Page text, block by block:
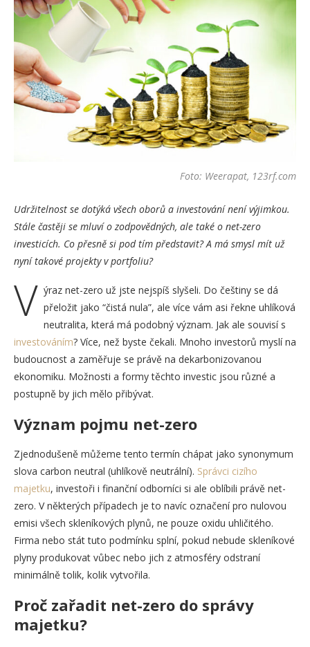
Foto: Weerapat, 123rf.com
Udržitelnost se dotýká všech oborů a investování není výjimkou.
Stále častěji se mluví o zodpovědných, ale také o net-zero
investicích. Co přesně si pod tím představit? A má smysl mít už
nyní takové projekty v portfoliu?
V ýraz net-zero už jste nejspíš slyšeli. Do češtiny se dá
přeložit jako “čistá nula”, ale více vám asi řekne uhlíková
neutralita, která má podobný význam. Jak ale souvisí s
investováním? Více, než byste čekali. Mnoho investorů myslí na
budoucnost a zaměřuje se právě na dekarbonizovanou
ekonomiku. Možnosti a formy těchto investic jsou různé a
postupně by jich mělo přibývat.
Význam pojmu net-zero
Zjednodušeně můžeme tento termín chápat jako synonymum
slova carbon neutral (uhlíkově neutrální). Správci cizího
majetku, investoři i finanční odborníci si ale oblíbili právě net-
zero. V některých případech je to navíc označení pro nulovou
emisi všech skleníkových plynů, ne pouze oxidu uhličitého.
Firma nebo stát tuto podmínku splní, pokud nebude skleníkové
plyny produkovat vůbec nebo jich z atmosféry odstraní
minimálně tolik, kolik vytvořila.
Proč zařadit net-zero do správy
majetku?